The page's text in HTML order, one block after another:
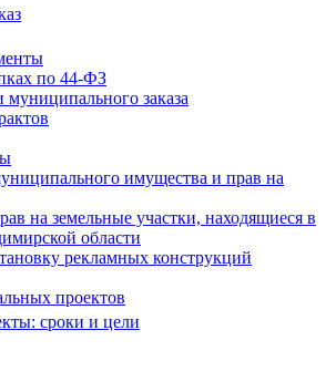
по 44-ФЗ
заказа
имущества и прав на
на земельные участки, находящиеся в
области
рекламных конструкций
проектов
сроки и цели